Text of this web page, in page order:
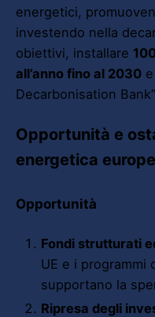
energetici,
investendo nella
obiettivi, installare
all’anno fino al 2030
Decarbonisation
Opportunità e
energetica
Opportunità
Fondi strutturati
UE e i programmi
supportano la
Ripresa degli